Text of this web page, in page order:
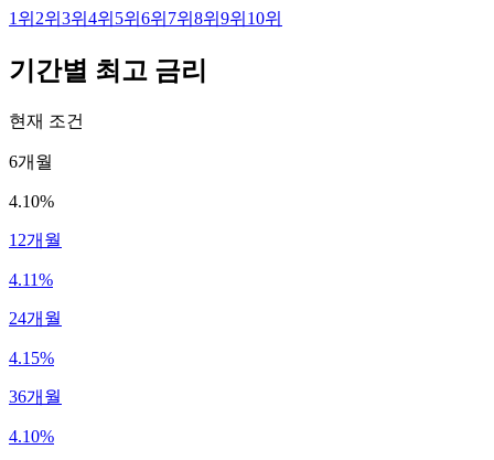
1 위 2위 3위 4위 5위 6위 7위 8위 9위 10위
기간별 최고 금리
현재 조건
6개월
4.10%
12개월
4.11%
24개월
4.15%
36개월
4.10%